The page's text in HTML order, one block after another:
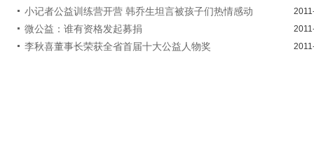
小记者公益训练营开营 韩乔生坦言被孩子们热情感动
微公益：谁有资格发起募捐
李秋喜董事长荣获全省首届十大公益人物奖